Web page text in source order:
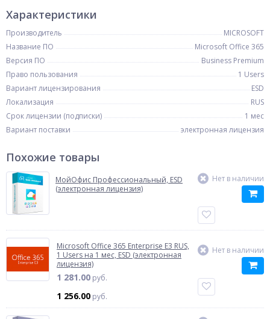
Характеристики
Производитель
MICROSOFT
Название ПО
Microsoft Office 365
Версия ПО
Business Premium
Право пользования
1 Users
Вариант лицензирования
ESD
Локализация
RUS
Срок лицензии (подписки)
1 мес
Вариант поставки
электронная лицензия
Похожие товары
МойОфис Профессиональный, ESD
(электронная лицензия)
Нет в наличии
Microsoft Office 365 Enterprise E3 RUS,
1 Users на 1 мес, ESD (электронная
лицензия)
1 281.00 руб.
1 256.00 руб.
Нет в наличии